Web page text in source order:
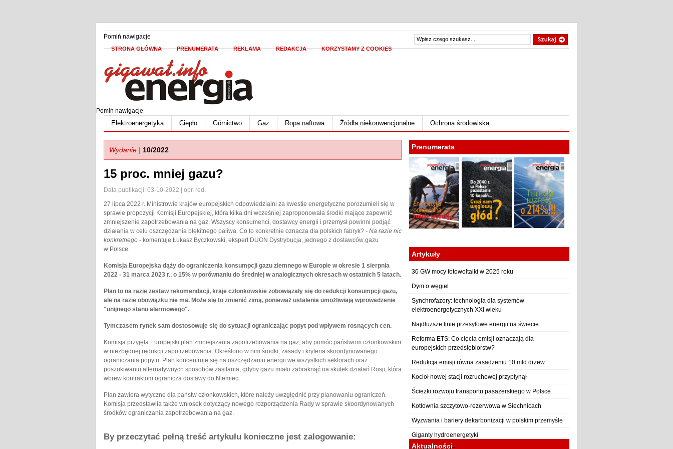
Pomiń nawigacje
STRONA GŁÓWNA PRENUMERATA REKLAMA REDAKCJA KORZYSTAMY Z COOKIES
Pomiń nawigacje
Elektroenergetyka Ciepło Górnictwo Gaz Ropa naftowa Źródła niekonwencjonalne Ochrona środowiska
Wydanie | 10/2022
15 proc. mniej gazu?
Data publikacji: 03-10-2022 | opr. red.
27 lipca 2022 r. Ministrowie krajów europejskich odpowiedzialni za kwestie energetyczne porozumieli się w
sprawie propozycji Komisji Europejskiej, która kilka dni wcześniej zaproponowała środki mające zapewnić
zmniejszenie zapotrzebowania na gaz. Wszyscy konsumenci, dostawcy energii i przemysł powinni podjąć
działania w celu oszczędzania błękitnego paliwa. Co to konkretnie oznacza dla polskich fabryk? - Na razie nic
konkretnego - komentuje Łukasz Byczkowski, ekspert DUON Dystrybucja, jednego z dostawców gazu
w Polsce.
Komisja Europejska dąży do ograniczenia konsumpcji gazu ziemnego w Europie w okresie 1 sierpnia
2022 - 31 marca 2023 r., o 15% w porównaniu do średniej w analogicznych okresach w ostatnich 5 latach.
Plan to na razie zestaw rekomendacji, kraje członkowskie zobowiązały się do redukcji konsumpcji gazu,
ale na razie obowiązku nie ma. Może się to zmienić zimą, ponieważ ustalenia umożliwiają wprowadzenie
"unijnego stanu alarmowego".
Tymczasem rynek sam dostosowuje się do sytuacji ograniczając popyt pod wpływem rosnących cen.
Komisja przyjęła Europejski plan zmniejszania zapotrzebowania na gaz, aby pomóc państwom członkowskim
w niezbędnej redukcji zapotrzebowania. Określono w nim środki, zasady i kryteria skoordynowanego
ograniczania popytu. Plan koncentruje się na oszczędzaniu energii we wszystkich sektorach oraz
poszukiwaniu alternatywnych sposobów zasilania, gdyby gazu miało zabraknąć na skutek działań Rosji, która
wbrew kontraktom ogranicza dostawy do Niemiec.
Plan zawiera wytyczne dla państw członkowskich, które należy uwzględnić przy planowaniu ograniczeń.
Komisja przedstawiła także wniosek dotyczący nowego rozporządzenia Rady w sprawie skoordynowanych
środków ograniczania zapotrzebowania na gaz.
By przeczytać pełną treść artykułu konieczne jest zalogowanie:
Prenumerata
Artykuły
30 GW mocy fotowoltaiki w 2025 roku
Dym o węgiel
Synchrofazory: technologia dla systemów
elektroenergetycznych XXI wieku
Najdłuższe linie przesyłowe energii na świecie
Reforma ETS: Co cięcia emisji oznaczają dla
europejskich przedsiębiorstw?
Redukcja emisji równa zasadzeniu 10 mld drzew
Kocioł nowej stacji rozruchowej przypłynął
Ścieżki rozwoju transportu pasażerskiego w Polsce
Kotłownia szczytowo-rezerwowa w Siechnicach
Wyzwania i bariery dekarbonizacji w polskim przemyśle
Giganty hydroenergetyki
Aktualności